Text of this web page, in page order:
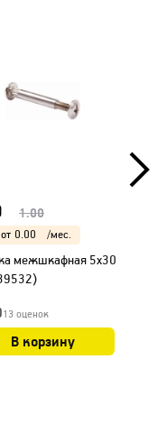
1.00
от 0.00 /мес.
межшкафная 5х30
13 оценок
В корзину